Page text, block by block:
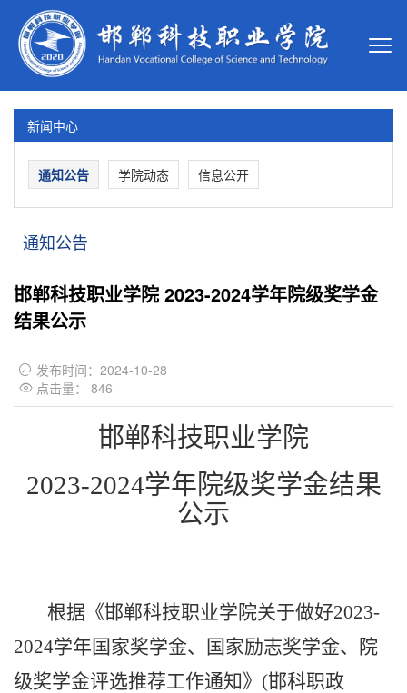
新闻中心
通知公告 学院动态 信息公开
通知公告
邯郸科技职业学院 2023-2024学年院级奖学金
结果公示
 发布时间：2024-10-28
 点击量： 846
邯郸科技职业学院
2023-2024学年院级奖学金结果
公示
根据《邯郸科技职业学院关于做好2023-
2024学年国家奖学金、国家励志奖学金、院
级奖学金评选推荐工作通知》 (邯科职政